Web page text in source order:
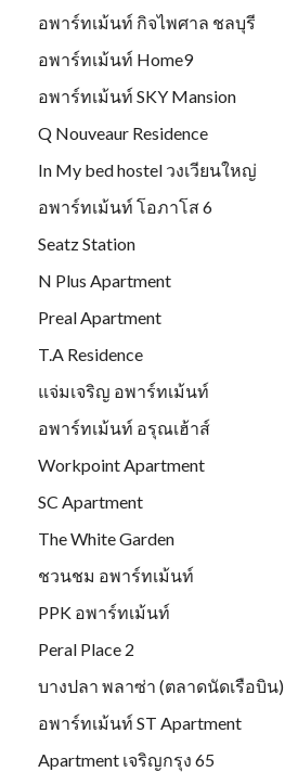
อพาร์ทเม้นท์ กิจไพศาล ชลบุรี
อพาร์ทเม้นท์ Home9
อพาร์ทเม้นท์ SKY Mansion
Q Nouveaur Residence
In My bed hostel วงเวียนใหญ่
อพาร์ทเม้นท์ โอภาโส 6
Seatz Station
N Plus Apartment
Preal Apartment
T.A Residence
แจ่มเจริญ อพาร์ทเม้นท์
อพาร์ทเม้นท์ อรุณเฮ้าส์
Workpoint Apartment
SC Apartment
The White Garden
ชวนชม อพาร์ทเม้นท์
PPK อพาร์ทเม้นท์
Peral Place 2
บางปลา พลาซ่า (ตลาดนัดเรือบิน)
อพาร์ทเม้นท์ ST Apartment
Apartment เจริญกรุง 65